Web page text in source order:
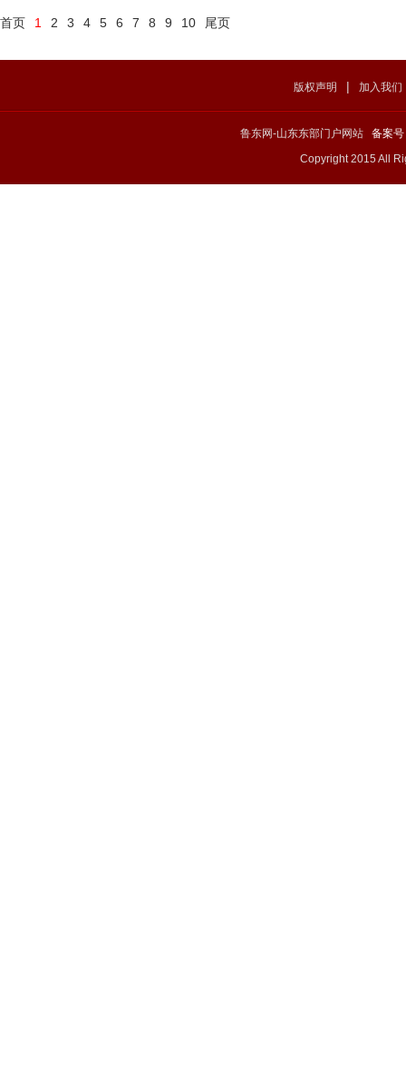
首页 1 2 3 4 5 6 7 8 9 10 尾页
版权声明 | 加入我们
鲁东网-山东东部门户网站 备案
Copyright 2015 All